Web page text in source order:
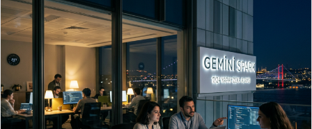
r
e
o
s
t
a